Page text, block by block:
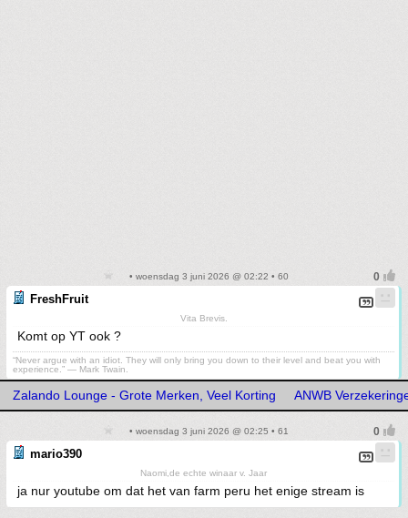
• woensdag 3 juni 2026 @ 02:22 • 60
FreshFruit
Vita Brevis.
Komt op YT ook ?
“Never argue with an idiot. They will only bring you down to their level and beat you with
experience.” ― Mark Twain.
Zalando Lounge - Grote Merken, Veel Korting ANWB
• woensdag 3 juni 2026 @ 02:25 • 61
mario390
Naomi,de echte winaar v. Jaar
ja nur youtube om dat het van farm peru het enige stream is